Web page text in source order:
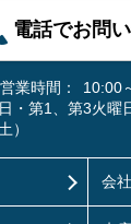
電話でお問
営業時間：
10:00
・第1、第3火
）
会